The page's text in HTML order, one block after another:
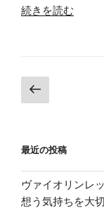
“セ
南
「シ
レ
ゼ」”
の
続きを読む
投
稿
ペ
ジ
送
前
の
ジ
最近の投稿
ヴァイオリンレ
想う気持ちを大